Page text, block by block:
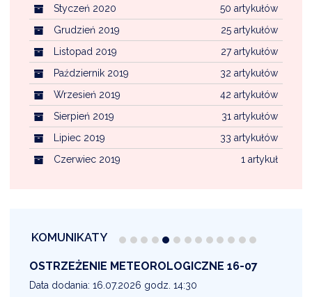
50 artykułów
Styczeń 2020
25 artykułów
Grudzień 2019
27 artykułów
Listopad 2019
32 artykułów
Październik 2019
42 artykułów
Wrzesień 2019
31 artykułów
Sierpień 2019
33 artykułów
Lipiec 2019
1 artykuł
Czerwiec 2019
KOMUNIKATY
OSTRZEŻENIE METEOROLOGICZNE 16-07
Data dodania: 16.07.2026 godz. 14:30